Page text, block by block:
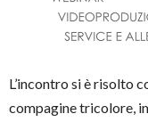
L’incontro si è risolto
compagine tricolore,